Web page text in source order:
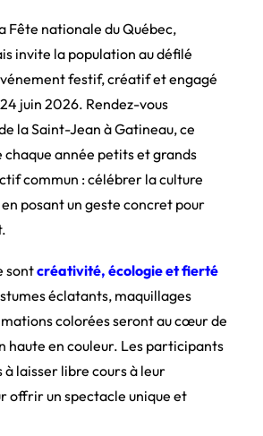
Fête nationale du Québec,
invite la population au défilé
festif, créatif et engagé
juin 2026. Rendez-vous
la Saint-Jean à Gatineau, ce
chaque année petits et grands
commun : célébrer la culture
posant un geste concret pour
sontcréativité, écologie et fierté
éclatants, maquillages
colorées seront au cœur de
haute en couleur. Les participants
à laisser libre cours à leur
offrir un spectacle unique et